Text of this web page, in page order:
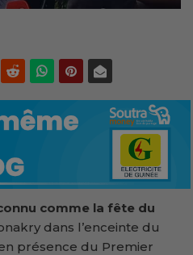
comme la fête du
dans l’enceinte du
présence du Premier